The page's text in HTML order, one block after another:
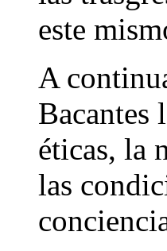
este
A
Bacantes
éticas, la
las